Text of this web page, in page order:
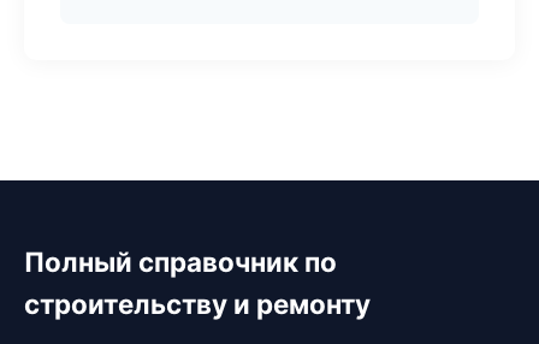
Полный справочник по
строительству и ремонту